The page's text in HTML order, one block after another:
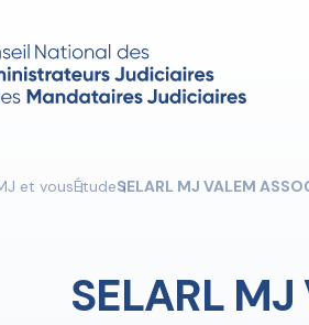
et vousÉtudeSELARL MJ VALEM
SELARL